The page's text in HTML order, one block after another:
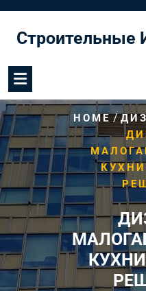
содержимому
Строительные
HOME/